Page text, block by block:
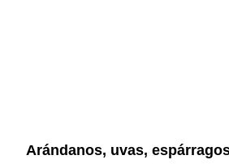
Arándanos, uvas,